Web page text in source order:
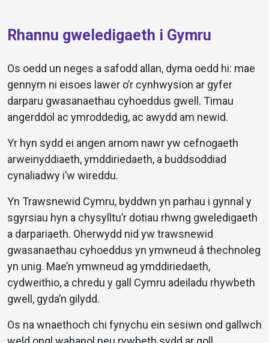
Rhannu gweledigaeth i Gymru
Os oedd un neges a safodd allan, dyma oedd hi: mae
gennym ni eisoes lawer o’r cynhwysion ar gyfer
darparu gwasanaethau cyhoeddus gwell. Timau
angerddol ac ymroddedig, ac awydd am newid.
Yr hyn sydd ei angen arnom nawr yw cefnogaeth
arweinyddiaeth, ymddiriedaeth, a buddsoddiad
cynaliadwy i’w wireddu.
Yn Trawsnewid Cymru, byddwn yn parhau i gynnal y
sgyrsiau hyn a chysylltu’r dotiau rhwng gweledigaeth
a darpariaeth. Oherwydd nid yw trawsnewid
gwasanaethau cyhoeddus yn ymwneud â thechnoleg
yn unig. Mae’n ymwneud ag ymddiriedaeth,
cydweithio, a chredu y gall Cymru adeiladu rhywbeth
gwell, gyda’n gilydd.
Os na wnaethoch chi fynychu ein sesiwn ond gallwch